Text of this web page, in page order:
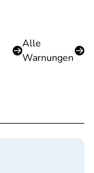
Alle
Warnungen